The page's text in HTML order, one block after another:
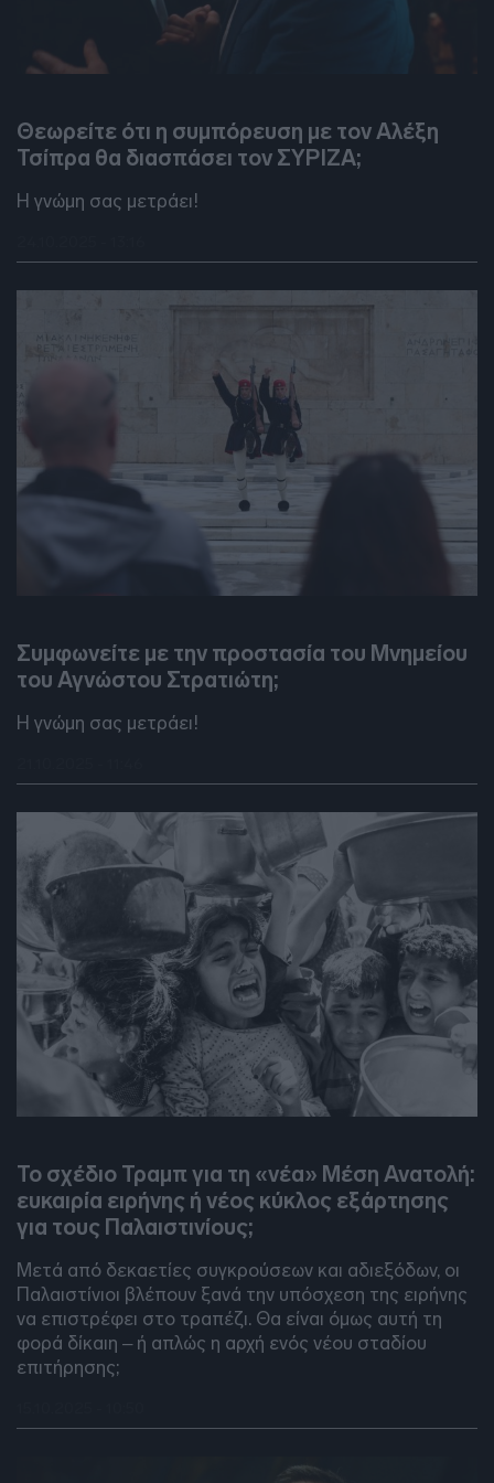
Θεωρείτε ότι η συμπόρευση με τον Αλέξη
Τσίπρα θα διασπάσει τον ΣΥΡΙΖΑ;
Η γνώμη σας μετράει!
Συμφωνείτε με την προστασία του Μνημείου
του Αγνώστου Στρατιώτη;
Η γνώμη σας μετράει!
Το σχέδιο Τραμπ για τη «νέα» Μέση Ανατολή:
ευκαιρία ειρήνης ή νέος κύκλος εξάρτησης
για τους Παλαιστινίους;
Μετά από δεκαετίες συγκρούσεων και αδιεξόδων, οι
Παλαιστίνιοι βλέπουν ξανά την υπόσχεση της ειρήνης
να επιστρέφει στο τραπέζι. Θα είναι όμως αυτή τη
φορά δίκαιη – ή απλώς η αρχή ενός νέου σταδίου
επιτήρησης;